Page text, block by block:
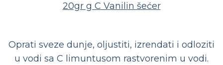
20gr g C Vanilin šećer
Oprati sveze dunje, oljustiti, izrendati i odloziti
u vodi sa C limuntusom rastvorenim u vodi.